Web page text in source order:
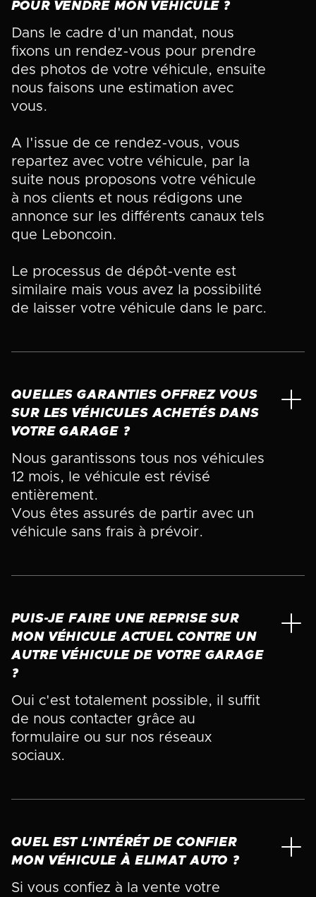
POUR VENDRE MON VÉHICULE ?
Dans le cadre d'un mandat, nous
fixons un rendez-vous pour prendre
des photos de votre véhicule, ensuite
nous faisons une estimation avec
vous.
A l'issue de ce rendez-vous, vous
repartez avec votre véhicule, par la
suite nous proposons votre véhicule
à nos clients et nous rédigons une
annonce sur les différents canaux tels
que Leboncoin.
Le processus de dépôt-vente est
similaire mais vous avez la possibilité
de laisser votre véhicule dans le parc.
QUELLES GARANTIES OFFREZ VOUS
SUR LES VÉHICULES ACHETÉS DANS
VOTRE GARAGE ?
Nous garantissons tous nos véhicules
12 mois, le véhicule est révisé
entièrement.
Vous êtes assurés de partir avec un
véhicule sans frais à prévoir.
PUIS-JE FAIRE UNE REPRISE SUR
MON VÉHICULE ACTUEL CONTRE UN
AUTRE VÉHICULE DE VOTRE GARAGE
?
Oui c'est totalement possible, il suffit
de nous contacter grâce au
formulaire ou sur nos réseaux
sociaux.
QUEL EST L'INTÉRÉT DE CONFIER
MON VÉHICULE À ELIMAT AUTO ?
Si vous confiez à la vente votre